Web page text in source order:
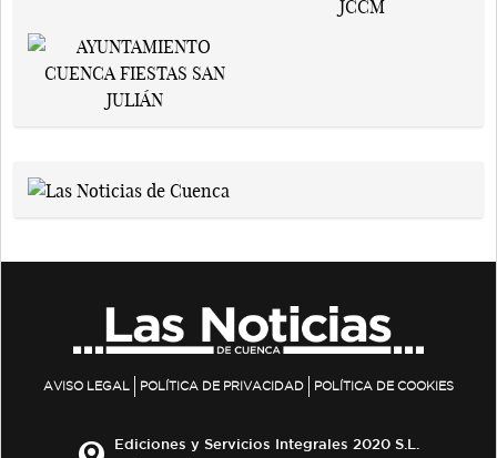
AVISO LEGAL POLÍTICA DE PRIVACIDAD POLÍTICA DE COOKIES
Ediciones y Servicios Integrales 2020 S.L.